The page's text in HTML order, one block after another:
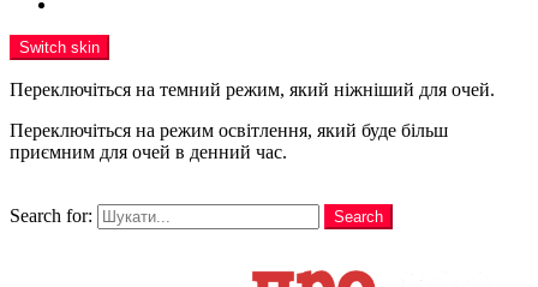
Switch skin
Переключіться на темний режим, який ніжніший для очей.
Переключіться на режим освітлення, який буде більш
приємним для очей в денний час.
Search for:
Search